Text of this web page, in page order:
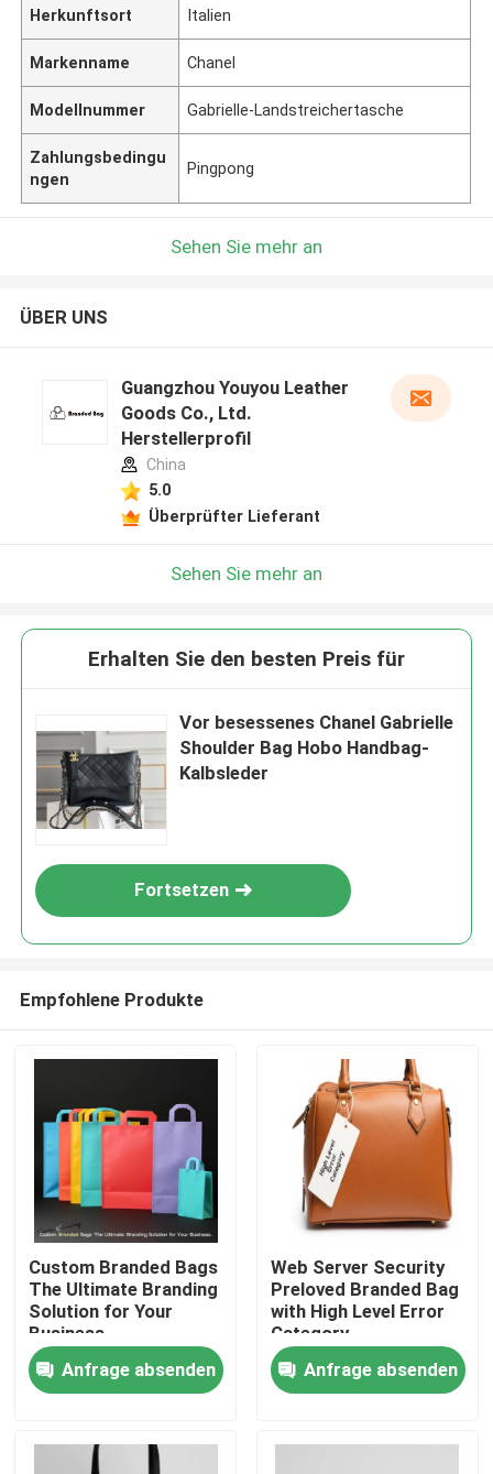
Haus
Produkte
Videos
Herkunftsort Italien
Markenname Chanel
Modellnummer Gabrielle-Landstreichertasche
Zahlungsbedingu
ngen
Pingpong
Sehen Sie mehr an
ÜBER UNS
Guangzhou Youyou Leather
Goods Co., Ltd.
Herstellerprofil
China
5.0
Überprüfter Lieferant
Sehen Sie mehr an
Erhalten Sie den besten Preis für
Vor besessenes Chanel Gabrielle
Shoulder Bag Hobo Handbag-
Kalbsleder
Fortsetzen
Empfohlene Produkte
Custom Branded Bags
The Ultimate Branding
Solution for Your
Business
Anfrage absenden
Web Server Security
Preloved Branded Bag
with High Level Error
Category
Anfrage absenden